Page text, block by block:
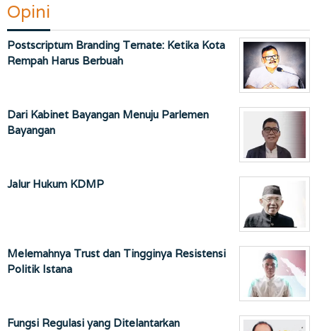
Opini
Postscriptum Branding Ternate: Ketika Kota
Rempah Harus Berbuah
Dari Kabinet Bayangan Menuju Parlemen
Bayangan
Jalur Hukum KDMP
Melemahnya Trust dan Tingginya Resistensi
Politik Istana
Fungsi Regulasi yang Ditelantarkan